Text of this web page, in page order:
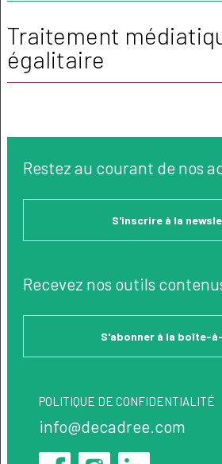
Traitement
égalitaire
Restez au courant de nos
S'inscrire à la
Recevez nos outils
S'abonner à la boîte-
POLITIQUE DE CONFIDENTIALITÉ
info@decadree.com